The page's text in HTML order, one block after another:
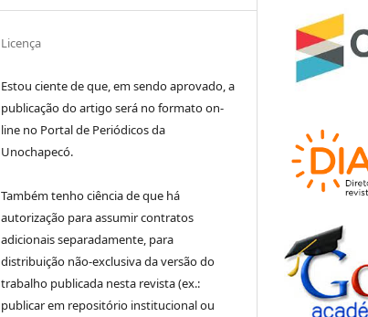
Licença
Estou ciente de que, em sendo aprovado, a
publicação do artigo será no formato on-
line no Portal de Periódicos da
Unochapecó.
Também tenho ciência de que há
autorização para assumir contratos
adicionais separadamente, para
distribuição não-exclusiva da versão do
trabalho publicada nesta revista (ex.:
publicar em repositório institucional ou